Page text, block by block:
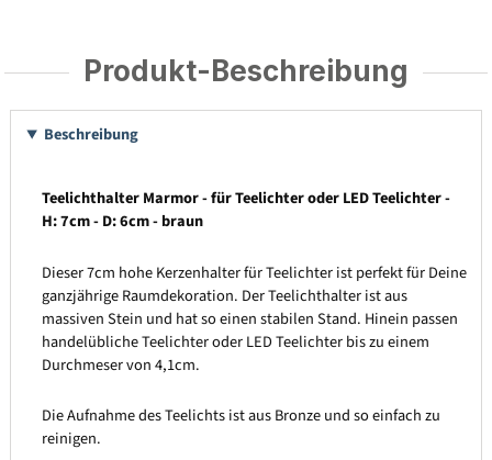
Produkt-Beschreibung
Beschreibung
Teelichthalter Marmor - für Teelichter oder LED Teelichter -
H: 7cm - D: 6cm - braun
Dieser 7cm hohe Kerzenhalter für Teelichter ist perfekt für Deine
ganzjährige Raumdekoration. Der Teelichthalter ist aus
massiven Stein und hat so einen stabilen Stand. Hinein passen
handelübliche Teelichter oder LED Teelichter bis zu einem
Durchmeser von 4,1cm.
Die Aufnahme des Teelichts ist aus Bronze und so einfach zu
reinigen.